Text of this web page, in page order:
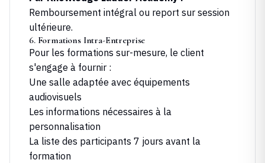
Remboursement intégral ou report sur session
ultérieure.
6. Formations Intra-Entreprise
Pour les formations sur-mesure, le client
s'engage à fournir :
Une salle adaptée avec équipements
audiovisuels
Les informations nécessaires à la
personnalisation
La liste des participants 7 jours avant la
formation